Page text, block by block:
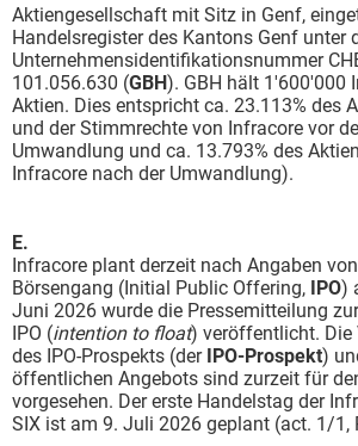
Aktiengesellschaft mit Sitz in Genf,
Handelsregister des Kantons Genf unter
Unternehmensidentifikationsnummer
101.056.630 (GBH). GBH hält 1'600'000
Aktien. Dies entspricht ca. 23.113% des
und der Stimmrechte von Infracore vor
Umwandlung und ca. 13.793% des
Infracore nach der Umwandlung).
E.
Infracore plant derzeit nach Angaben
Börsengang (Initial Public Offering, IPO)
Juni 2026 wurde die Pressemitteilung
IPO (intention to float) veröffentlicht.
des IPO-Prospekts (der IPO-Prospekt)
öffentlichen Angebots sind zurzeit für
vorgesehen. Der erste Handelstag der
SIX ist am 9. Juli 2026 geplant (act. 1/1,